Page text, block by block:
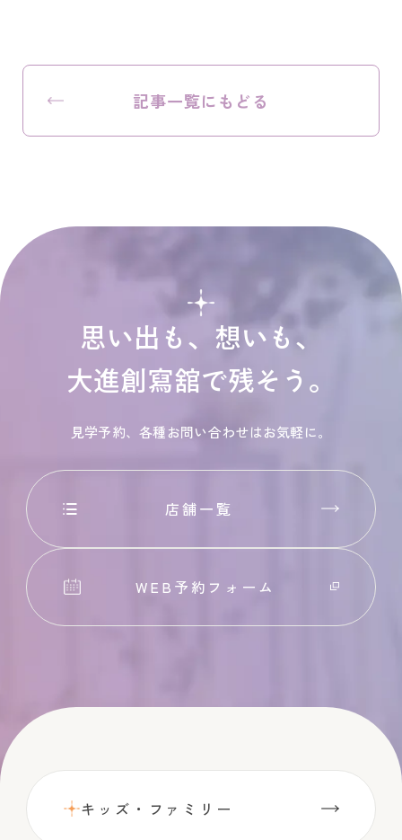
記事一覧にもどる
思い出も、想いも、
大進創寫舘で残そう。
見学予約、各種お問い合わせはお気軽に。
店舗一覧
WEB予約フォーム
キッズ・ファミリー